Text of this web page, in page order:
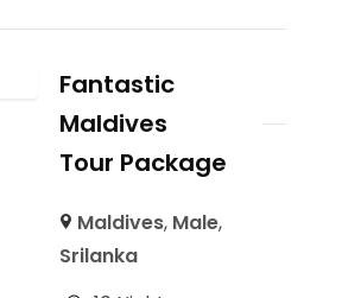
Fantastic
Maldives
Tour Package
Maldives, Male,
Srilanka